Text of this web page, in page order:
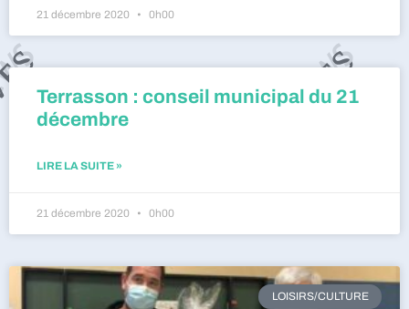
21 décembre 2020 0h00
Terrasson : conseil municipal du 21
décembre
LIRE LA SUITE »
21 décembre 2020 0h00
LOISIRS/CULTURE